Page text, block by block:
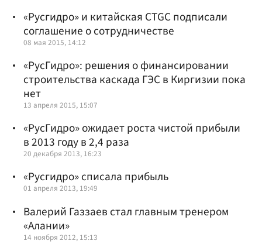
«Русгидро» и китайская CTGC подписали
соглашение о сотрудничестве
08 мая 2015, 14:12
«РусГидро»: решения о финансировании
строительства каскада ГЭС в Киргизии пока
нет
13 апреля 2015, 15:07
«РусГидро» ожидает роста чистой прибыли
в 2013 году в 2,4 раза
20 декабря 2013, 16:23
«Русгидро» списала прибыль
01 апреля 2013, 19:49
Валерий Газзаев стал главным тренером
«Алании»
14 ноября 2012, 15:13